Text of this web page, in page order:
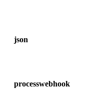
json
processwebhook